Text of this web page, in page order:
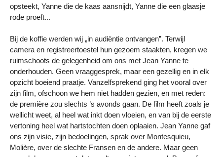
opsteekt, Yanne die de kaas aansnijdt, Yanne die een glaasje
rode proeft...
Bij de koffie werden wij „in audiëntie ontvangen”. Terwijl
camera en registreertoestel hun gezoem staakten, kregen we
ruimschoots de gelegenheid om ons met Jean Yanne te
onderhouden. Geen vraaggesprek, maar een gezellig en in elk
opzicht boeiend praatje. Vanzelfsprekend ging het vooral over
zijn film, ofschoon we hem niet hadden gezien, en met reden:
de première zou slechts ’s avonds gaan. De film heeft zoals je
wellicht weet, al heel wat inkt doen vloeien, en van bij de eerste
vertoning heel wat hartstochten doen oplaaien. Jean Yanne gaf
ons zijn visie, zijn bedoelingen, sprak over Montesquieu,
Molière, over de slechte Fransen en de andere. Maar geen